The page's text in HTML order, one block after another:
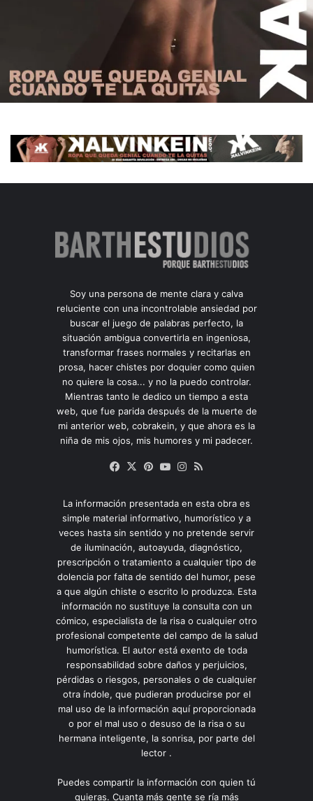
Soy una persona de mente clara y calva
reluciente con una incontrolable ansiedad por
buscar el juego de palabras perfecto, la
situación ambigua convertirla en ingeniosa,
transformar frases normales y recitarlas en
prosa, hacer chistes por doquier como quien
no quiere la cosa... y no la puedo controlar.
Mientras tanto le dedico un tiempo a esta
web, que fue parida después de la muerte de
mi anterior web, cobrakein, y que ahora es la
niña de mis ojos, mis humores y mi padecer.
Facebook
X Pinterest
YouTubeInstagram
La información presentada en esta obra es
simple material informativo, humorístico y a
veces hasta sin sentido y no pretende servir
de iluminación, autoayuda, diagnóstico,
prescripción o tratamiento a cualquier tipo de
dolencia por falta de sentido del humor, pese
a que algún chiste o escrito lo produzca. Esta
información no sustituye la consulta con un
cómico, especialista de la risa o cualquier otro
profesional competente del campo de la salud
humorística. El autor está exento de toda
responsabilidad sobre daños y perjuicios,
pérdidas o riesgos, personales o de cualquier
otra índole, que pudieran producirse por el
mal uso de la información aquí proporcionada
o por el mal uso o desuso de la risa o su
hermana inteligente, la sonrisa, por parte del
lector .
Puedes compartir la información con quien tú
quieras. Cuanta más gente se ría más